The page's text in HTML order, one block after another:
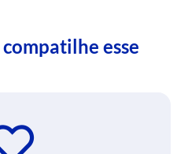
esse